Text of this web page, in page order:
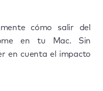
cómo salir del
en tu Mac. Sin
en cuenta el impacto